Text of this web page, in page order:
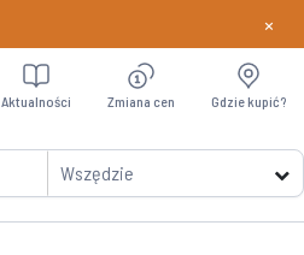
Dowiedz
×
Wszędzie
Aktualności Zmiana cen Gdzie kupić?